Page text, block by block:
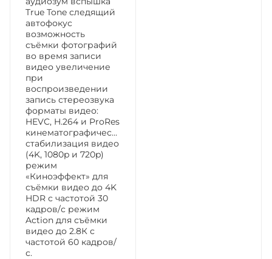
True Tone следящий
автофокус
возможность
съёмки фотографий
во время записи
видео увеличение
при
воспроизведении
запись стереозвука
форматы видео:
HEVC, H.264 и ProRes
кинематографическая
стабилизация видео
(4K, 1080p и 720p)
режим
«Киноэффект» для
съёмки видео до 4K
HDR с частотой 30
кадров/с режим
Action для съёмки
видео до 2.8К с
частотой 60 кадров/
с.